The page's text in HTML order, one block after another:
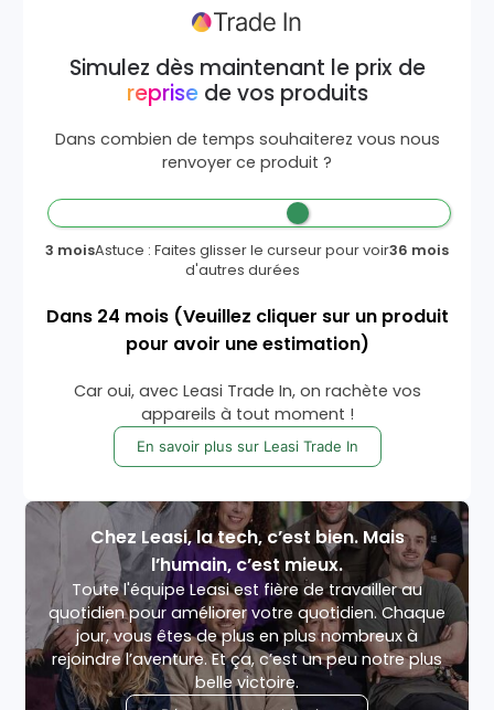
Simulez dès maintenant le prix de
reprisede vos produits
Dans combien de temps souhaiterez vous nous
renvoyer ce produit ?
3 moisAstuce : Faites glisser le curseur pour voir
d'autres durées
36 mois
Dans 24 mois (Veuillez cliquer sur un produit
pour avoir une estimation)
Car oui, avec Leasi Trade In, on rachète vos
appareils à tout moment !
En savoir plus sur Leasi Trade In
Chez Leasi, la tech, c’est bien. Mais
l’humain, c’est mieux.
Toute l'équipe Leasi est fière de travailler au
quotidien pour améliorer votre quotidien. Chaque
jour, vous êtes de plus en plus nombreux à
rejoindre l’aventure. Et ça, c’est un peu notre plus
belle victoire.